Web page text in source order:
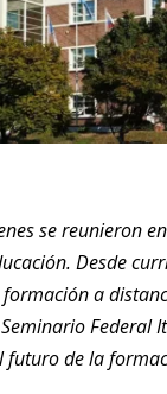
se reunieron
Desde
a
Federal
futuro de la